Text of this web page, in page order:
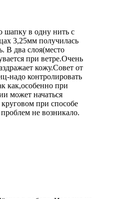
шапку в одну нить с
3,25мм получилась
В два слоя(место
при ветре.Очень
кожу.Совет от
надо контролировать
как,особенно при
может начаться
при способе
не возникало.